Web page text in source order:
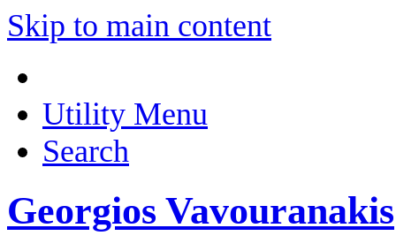
Skip to main content
Utility Menu
Search
Georgios Vavouranakis